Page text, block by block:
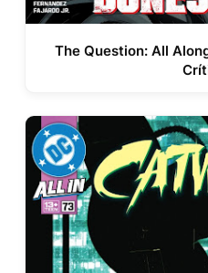
The Question: All